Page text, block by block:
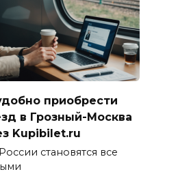
приобрести
в Грозный-Москва
Kupibilet.ru
становятся все